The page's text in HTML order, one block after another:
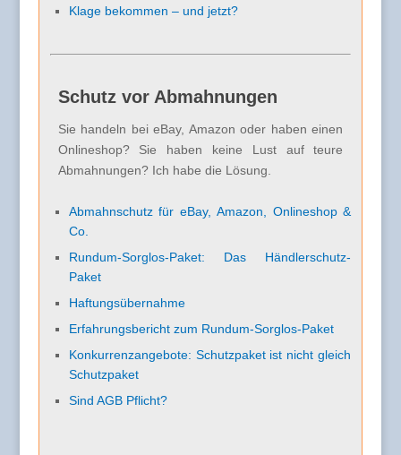
Klage bekommen – und jetzt?
Schutz vor Abmahnungen
Sie handeln bei eBay, Amazon oder haben einen
Onlineshop? Sie haben keine Lust auf teure
Abmahnungen? Ich habe die Lösung.
Abmahnschutz für eBay, Amazon, Onlineshop &
Co.
Rundum-Sorglos-Paket: Das Händlerschutz-
Paket
Haftungsübernahme
Erfahrungsbericht zum Rundum-Sorglos-Paket
Konkurrenzangebote: Schutzpaket ist nicht gleich
Schutzpaket
Sind AGB Pflicht?